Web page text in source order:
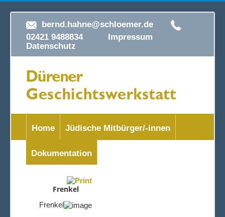
bernd.hahne@schloemer.de
02421 9488834 Impressum
Datenschutz
Home Jüdische Mitbürger/-innen
Dokumentation
Frenkel
Frenkel